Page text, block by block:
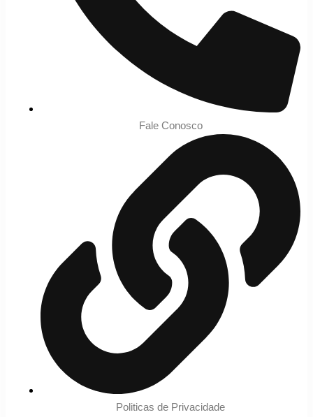
Fale Conosco
Politicas de Privacidade